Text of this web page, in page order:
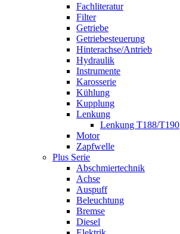
Fachliteratur
Filter
Getriebe
Getriebesteuerung
Hinterachse/Antrieb
Hydraulik
Instrumente
Karosserie
Kühlung
Kupplung
Lenkung
Lenkung T188/T190
Motor
Zapfwelle
Plus Serie
Abschmiertechnik
Achse
Auspuff
Beleuchtung
Bremse
Diesel